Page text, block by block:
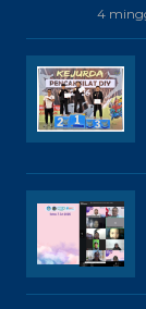
4